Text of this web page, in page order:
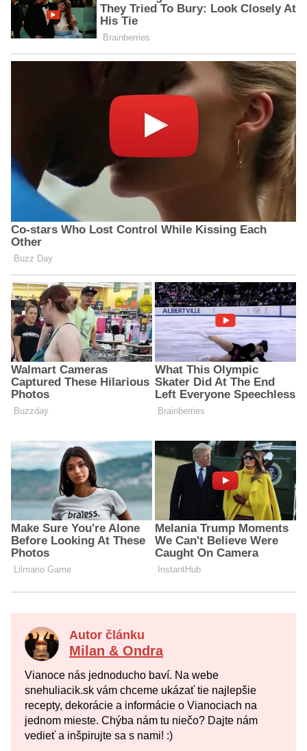
Autor článku
Milan & Ondra
Vianoce nás jednoducho baví. Na webe
snehuliacik.sk vám chceme ukázať tie najlepšie
recepty, dekorácie a informácie o Vianociach na
jednom mieste. Chýba nám tu niečo? Dajte nám
vedieť a inšpirujte sa s nami! :)